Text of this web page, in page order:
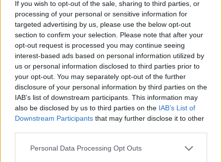
If you wish to opt-out of the sale, sharing to third parties, or
processing of your personal or sensitive information for
targeted advertising by us, please use the below opt-out
section to confirm your selection. Please note that after your
opt-out request is processed you may continue seeing
interest-based ads based on personal information utilized by
us or personal information disclosed to third parties prior to
your opt-out. You may separately opt-out of the further
disclosure of your personal information by third parties on the
IAB’s list of downstream participants. This information may
also be disclosed by us to third parties on the IAB’s List of
Downstream Participants that may further disclose it to other
Personal Data Processing Opt Outs